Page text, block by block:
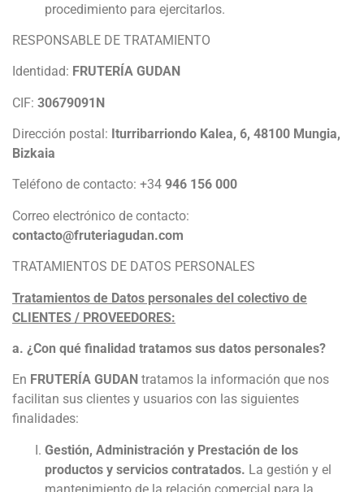
procedimiento para ejercitarlos.
RESPONSABLE DE TRATAMIENTO
Identidad: FRUTERÍA GUDAN
CIF: 30679091N
Dirección postal: Iturribarriondo Kalea, 6, 48100 Mungia,
Bizkaia
Teléfono de contacto: +34 946 156 000
Correo electrónico de contacto:
contacto@fruteriagudan.com
TRATAMIENTOS DE DATOS PERSONALES
Tratamientos de Datos personales del colectivo de
CLIENTES / PROVEEDORES:
a. ¿Con qué finalidad tratamos sus datos personales?
En FRUTERÍA GUDAN tratamos la información que nos
facilitan sus clientes y usuarios con las siguientes
finalidades:
Gestión, Administración y Prestación de los
productos y servicios contratados. La gestión y el